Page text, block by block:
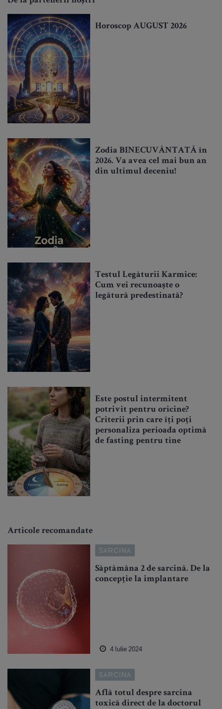
Horoscop AUGUST 2026
Zodia BINECUVÂNTATĂ în
2026. Va avea cel mai bun an
din ultimul deceniu!
Testul Legăturii Karmice:
Cum vei recunoaște o
legătură predestinată?
Este postul intermitent
potrivit pentru oricine?
Criterii prin care îți poți
personaliza perioada optimă
de fasting pentru tine
Articole recomandate
SARCINA
Săptămâna 2 de sarcină. De la
concepție la implantare
4 Iulie 2024
SARCINA
Află totul despre sarcina
toxică direct de la doctorul